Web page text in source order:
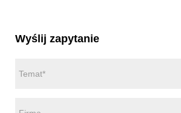
Wyślij zapytanie